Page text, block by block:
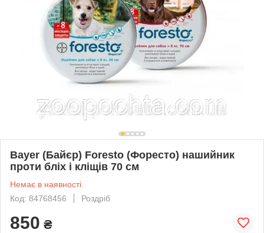
Bayer (Байєр) Foresto (Форесто) нашийник
проти бліх і кліщів 70 см
Немає в наявності
Код: 84768456
Роздріб
850 ₴